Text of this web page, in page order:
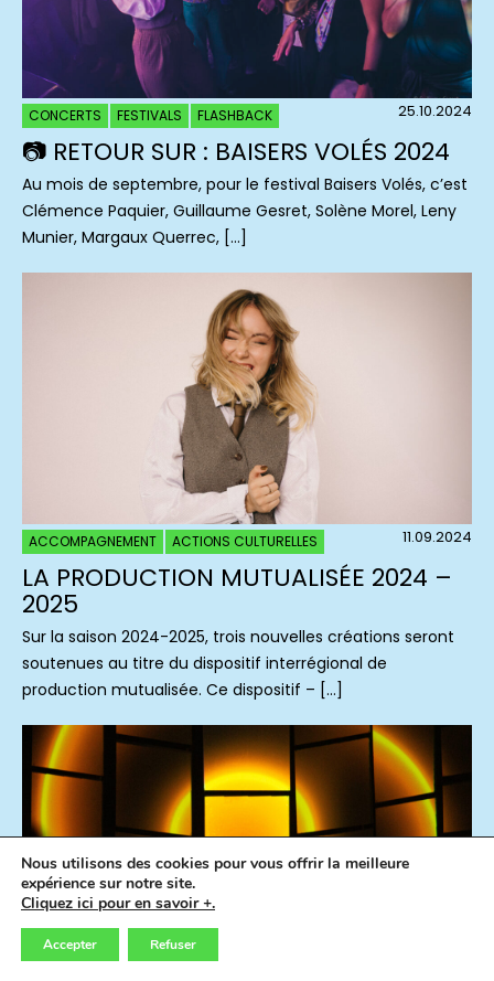
CONCERTS FESTIVALS FLASHBACK 25.10.2024
📷 RETOUR SUR : BAISERS VOLÉS 2024
Au mois de septembre, pour le festival Baisers Volés, c’est
Clémence Paquier, Guillaume Gesret, Solène Morel, Leny
Munier, Margaux Querrec, […]
ACCOMPAGNEMENT ACTIONS CULTURELLES 11.09.2024
LA PRODUCTION MUTUALISÉE 2024 –
2025
Sur la saison 2024-2025, trois nouvelles créations seront
soutenues au titre du dispositif interrégional de
production mutualisée. Ce dispositif – […]
Nous utilisons des cookies pour vous offrir la meilleure
expérience sur notre site.
Cliquez ici pour en savoir +.
Accepter Refuser